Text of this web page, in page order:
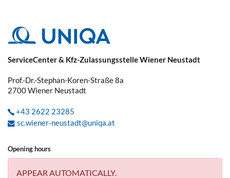
ServiceCenter & Kfz-Zulassungsstelle Wiener Neustadt
Prof.-Dr.-Stephan-Koren-Straße 8a
2700Wiener Neustadt
+43 2622 23285
sc.wiener-neustadt@uniqa.at
Opening hours
APPEAR AUTOMATICALLY.